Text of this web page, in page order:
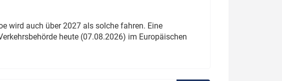
wird auch über 2027 als solche fahren. Eine
heute (07.08.2026) im Europäischen